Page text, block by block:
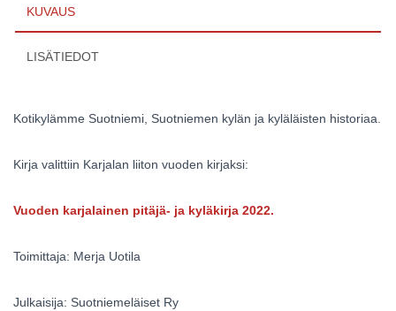
KUVAUS
LISÄTIEDOT
Kotikylämme Suotniemi, Suotniemen kylän ja kyläläisten historiaa.
Kirja valittiin Karjalan liiton vuoden kirjaksi:
Vuoden karjalainen pitäjä- ja kyläkirja 2022.
Toimittaja: Merja Uotila
Julkaisija: Suotniemeläiset Ry